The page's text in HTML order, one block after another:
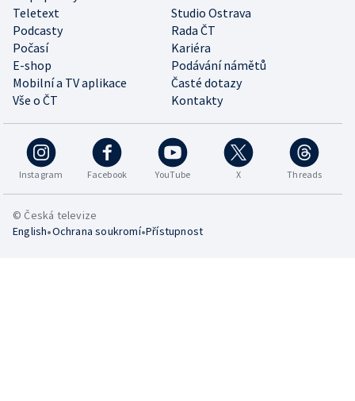
Teletext
Studio Ostrava
Podcasty
Rada ČT
Počasí
Kariéra
E-shop
Podávání námětů
Mobilní a TV aplikace
Časté dotazy
Vše o ČT
Kontakty
Instagram Facebook YouTube X Threads
© Česká televize
English•Ochrana soukromí•Přístupnost